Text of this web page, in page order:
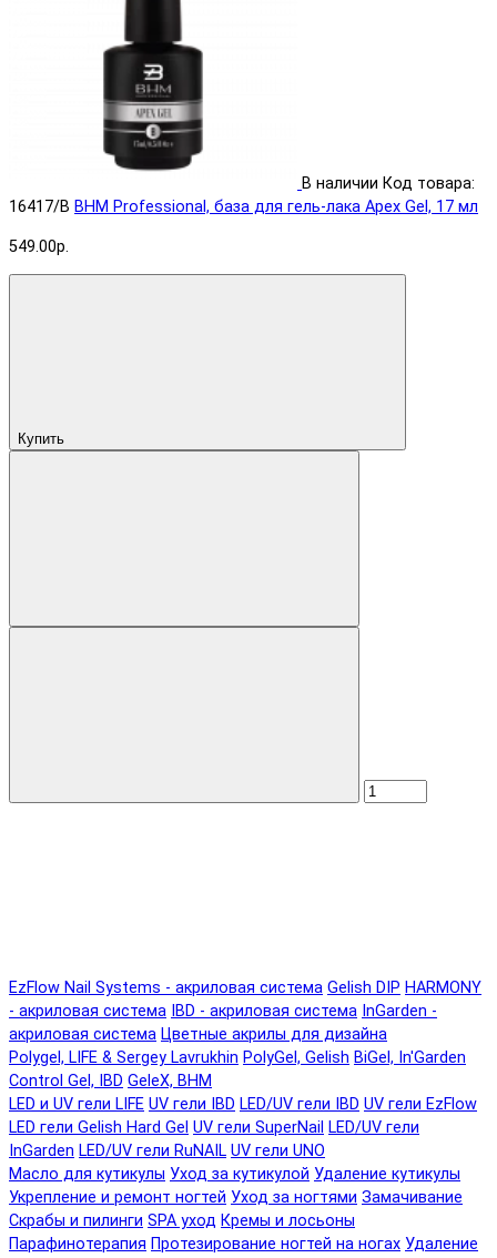
В наличии Код товара:
16417/B BHM Professional, база для гель-лака Apex Gel, 17 мл
549.00р.
Купить
EzFlow Nail Systems - акриловая система Gelish DIP HARMONY
- акриловая система IBD - акриловая система InGarden -
акриловая система Цветные акрилы для дизайна
Polygel, LIFE & Sergey Lavrukhin PolyGel, Gelish BiGel, In'Garden
Control Gel, IBD GeleX, BHM
LED и UV гели LIFE UV гели IBD LED/UV гели IBD UV гели EzFlow
LED гели Gelish Hard Gel UV гели SuperNail LED/UV гели
InGarden LED/UV гели RuNAIL UV гели UNO
Масло для кутикулы Уход за кутикулой Удаление кутикулы
Укрепление и ремонт ногтей Уход за ногтями Замачивание
Скрабы и пилинги SPA уход Кремы и лосьоны
Парафинотерапия Протезирование ногтей на ногах Удаление